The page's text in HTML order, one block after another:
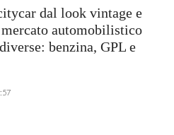
dal look vintage e
automobilistico
benzina, GPL e